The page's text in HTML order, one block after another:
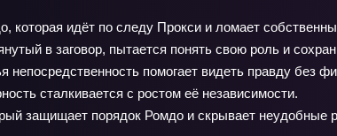
которая идёт по следу Прокси и ломает
в заговор, пытается понять свою роль и
непосредственность помогает видеть правду без
сталкивается с ростом её независимости.
защищает порядок Ромдо и скрывает неудобные